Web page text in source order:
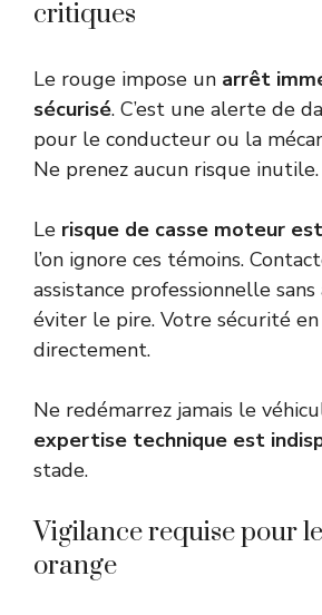
critiques
Le rouge impose un arrêt
sécurisé. C’est une alerte de
pour le conducteur ou la
Ne prenez aucun risque inutile.
Le risque de casse moteur
l’on ignore ces témoins.
assistance professionnelle
éviter le pire. Votre sécurité
directement.
Ne redémarrez jamais le
expertise technique est
stade.
Vigilance requise pour
orange